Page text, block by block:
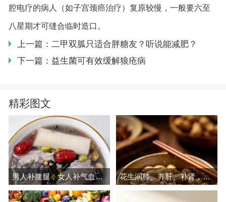
腔电疗的病人（如子宫颈癌治疗）复原较慢，一般要六至
八星期才可缝合临时造口。
上一篇：二甲双胍只适合胖糖友？听说能减肥？
下一篇：益生菌可有效缓解狼疮病
精彩图文
男人补腰腿，女人补气血，建议多吃 花生润肺、养肝、补肾，现在吃正好